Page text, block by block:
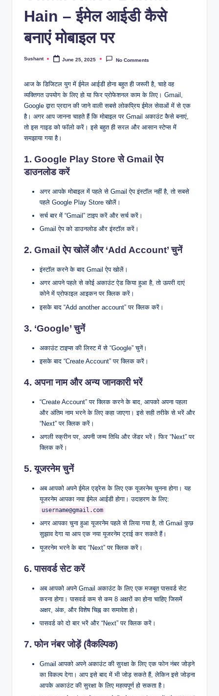
Hain – ईमेल आईडी कैसे
बनाएं मोबाइल पर
Posted
Sushant June 25, 2025 No Comments
आज के डिजिटल युग में ईमेल आईडी होना बहुत ही जरूरी है, चाहे वह
व्यक्तिगत उपयोग के लिए हो या फिर प्रोफेशनल काम के लिए। Gmail,
Google द्वारा प्रदान की जाने वाली सबसे लोकप्रिय ईमेल सेवाओं में से एक
है। अगर आप जानना चाहते हैं कि मोबाइल पर Gmail अकाउंट कैसे बनाएं,
तो इस गाइड को फॉलो करें। इसे बहुत ही सरल और आसान स्टेप्स में
समझाया गया है।
1. Google Play Store से Gmail ऐप
डाउनलोड करें
अगर आपके मोबाइल में पहले से Gmail ऐप इंस्टॉल नहीं है, तो सबसे
पहले Google Play Store खोलें।
सर्च बार में “Gmail” टाइप करें और सर्च करें।
Gmail ऐप को डाउनलोड और इंस्टॉल करें।
2. Gmail ऐप खोलें और ‘Add Account’ चुनें
इंस्टॉल करने के बाद Gmail ऐप खोलें।
अगर आपने पहले से कोई अकाउंट ऐड किया हुआ है, तो ऊपरी दाएं
कोने में प्रोफाइल आइकन पर क्लिक करें।
इसके बाद “Add another account” पर क्लिक करें।
3. ‘Google’ चुनें
अकाउंट टाइप्स की लिस्ट में से “Google” चुनें।
इसके बाद “Create Account” पर क्लिक करें।
4. अपना नाम और अन्य जानकारी भरें
“Create Account” पर क्लिक करने के बाद, आपको अपना पहला
और अंतिम नाम भरने के लिए कहा जाएगा। इसे सही तरीके से भरें और
“Next” पर क्लिक करें।
अगली स्क्रीन पर, अपनी जन्म तिथि और जेंडर भरें। फिर “Next” पर
क्लिक करें।
5.यूजरनेम चुनें
अब आपको अपने ईमेल एड्रेस के लिए एक यूजरनेम चुनना होगा। यह
यूजरनेम आपका नया ईमेल आईडी होगा। उदाहरण के लिए:
username@gmail.com
अगर आपका चुना हुआ यूजरनेम पहले से लिया गया है, तो Gmail कुछ
सुझाव देगा या आप एक नया यूजरनेम ट्राई कर सकते हैं।
यूजरनेम भरने के बाद “Next” पर क्लिक करें।
6.पासवर्ड सेट करें
अब आपको अपने Gmail अकाउंट के लिए एक मजबूत पासवर्ड सेट
करना होगा। पासवर्ड कम से कम 8 अक्षरों का होना चाहिए जिसमें
अक्षर, अंक, और विशेष चिह्न का समावेश हो।
पासवर्ड को दो बार भरें और “Next” पर क्लिक करें।
7.फोन नंबर जोड़ें (वैकल्पिक)
Gmail आपको अपने अकाउंट की सुरक्षा के लिए एक फोन नंबर जोड़ने
का विकल्प देगा। आप इसे बाद में भी जोड़ सकते हैं, लेकिन इसे जोड़ना
आपके अकाउंट की सुरक्षा के लिए महत्वपूर्ण हो सकता है।